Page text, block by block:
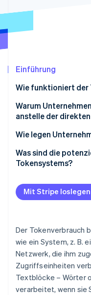
Identity
Online-
Einführung
Wie funktioniert der
Warum
anstelle der
Wie legen
Was sind die
Tokensystems?
Kundinnen und
mit der echten
Nutzer/innen
Token
Tokenlimits fühlen
Es ist schwierig, die
zu vergleichen
Mit Stripe loslegen
Der Tokenverbrauch
wie ein System, z. B.
Netzwerk, die ihm
Zugriffseinheiten
Textblöcke – Wörter
verarbeitet, wenn sie